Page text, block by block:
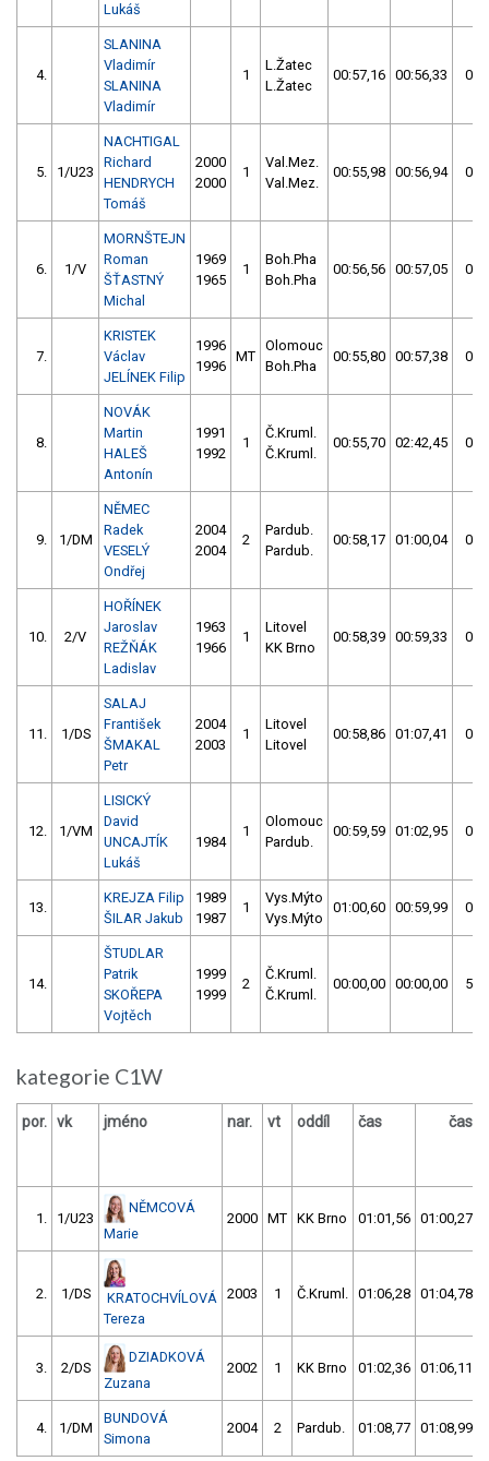
Lukáš
4.
SLANINA
Vladimír
SLANINA
Vladimír
1
L.Žatec
L.Žatec
00:57,16 00:56,33
5. 1/U23
NACHTIGAL
Richard
HENDRYCH
Tomáš
2000
2000
1
Val.Mez.
Val.Mez.
00:55,98 00:56,94
6. 1/V
MORNŠTEJN
Roman
ŠŤASTNÝ
Michal
1969
1965
1
Boh.Pha
Boh.Pha
00:56,56 00:57,05
7.
KRISTEK
Václav
JELÍNEK Filip
1996
1996
MT
Olomouc
Boh.Pha
00:55,80 00:57,38
8.
NOVÁK
Martin
HALEŠ
Antonín
1991
1992
1
Č.Kruml.
Č.Kruml.
00:55,70 02:42,45
9. 1/DM
NĚMEC
Radek
VESELÝ
Ondřej
2004
2004
2
Pardub.
Pardub.
00:58,17 01:00,04
10. 2/V
HOŘÍNEK
Jaroslav
REŽŇÁK
Ladislav
1963
1966
1
Litovel
KK Brno
00:58,39 00:59,33
11. 1/DS
SALAJ
František
ŠMAKAL
Petr
2004
2003
1
Litovel
Litovel
00:58,86 01:07,41
12. 1/VM
LISICKÝ
David
UNCAJTÍK
Lukáš
1984
1
Olomouc
Pardub.
00:59,59 01:02,95
13.
KREJZA Filip
ŠILAR Jakub
1989
1987
1
Vys.Mýto
Vys.Mýto
01:00,60 00:59,99
14.
ŠTUDLAR
Patrik
SKOŘEPA
Vojtěch
1999
1999
2
Č.Kruml.
Č.Kruml.
00:00,00 00:00,00
kategorie C1W
por. vk jméno nar. vt oddíl čas čas
1. 1/U23
NĚMCOVÁ
Marie
2000 MT KK Brno 01:01,56 01:00,27
2. 1/DS
KRATOCHVÍLOVÁ
Tereza
2003 1 Č.Kruml. 01:06,28 01:04,78
3. 2/DS
DZIADKOVÁ
Zuzana
2002 1 KK Brno 01:02,36 01:06,11
4. 1/DM
BUNDOVÁ
Simona
2004 2 Pardub. 01:08,77 01:08,99